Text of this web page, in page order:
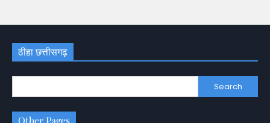
ठीहा छत्तीसगढ़
Search
Other Pages